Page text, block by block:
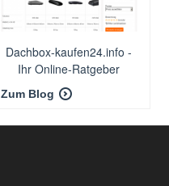
Dachbox-kaufen24.info -
Ihr Online-Ratgeber
Zum Blog